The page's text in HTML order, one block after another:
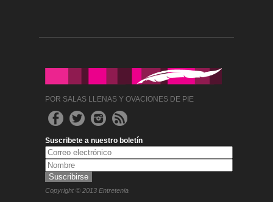
POR SALAS LLENAS Y OVACIONES DE PIE
Suscribete a nuestro boletín
Copyright © 2013 Entretenia